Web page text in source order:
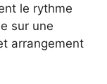
le rythme
sur une
arrangement